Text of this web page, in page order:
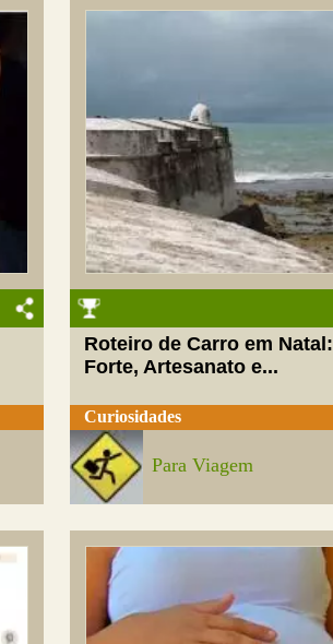
Roteiro de Carro em Natal:
Forte, Artesanato e...
Curiosidades
Para Viagem